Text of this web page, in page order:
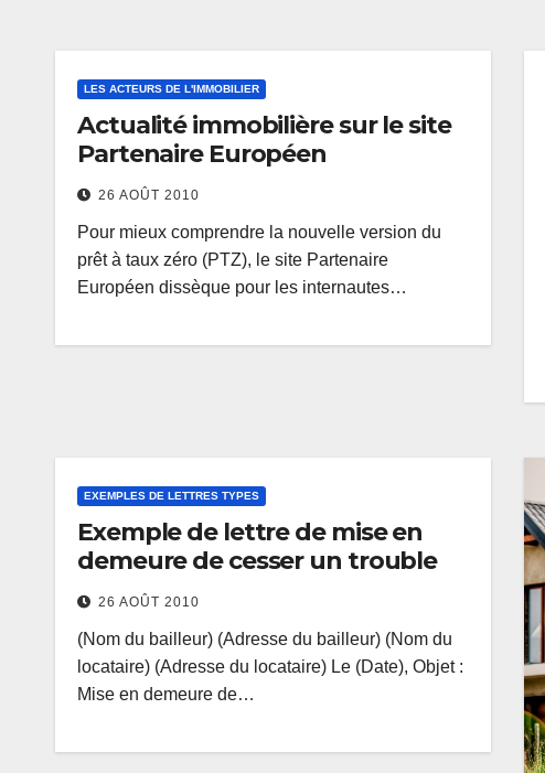
LES ACTEURS DE L'IMMOBILIER
Actualité immobilière sur le site
Partenaire Européen
26 AOÛT 2010
Pour mieux comprendre la nouvelle version du
prêt à taux zéro (PTZ), le site Partenaire
Européen dissèque pour les internautes…
EXEMPLES DE LETTRES TYPES
Exemple de lettre de mise en
demeure de cesser un trouble
26 AOÛT 2010
(Nom du bailleur) (Adresse du bailleur) (Nom du
locataire) (Adresse du locataire) Le (Date), Objet :
Mise en demeure de…